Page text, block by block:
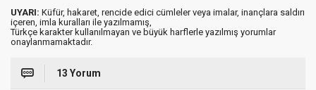
UYARI: Küfür, hakaret, rencide edici cümleler veya imalar, inançlara saldırı
içeren, imla kuralları ile yazılmamış,
Türkçe karakter kullanılmayan ve büyük harflerle yazılmış yorumlar
onaylanmamaktadır.
13 Yorum